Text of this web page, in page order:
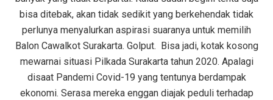
bisa ditebak, akan tidak sedikit yang berkehendak tidak
perlunya menyalurkan aspirasi suaranya untuk memilih
Balon Cawalkot Surakarta. Golput. Bisa jadi, kotak kosong
mewarnai situasi Pilkada Surakarta tahun 2020. Apalagi
disaat Pandemi Covid-19 yang tentunya berdampak
ekonomi. Serasa mereka enggan diajak peduli terhadap